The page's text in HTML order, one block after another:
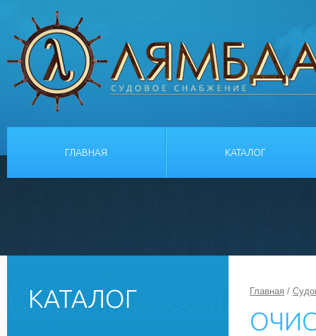
ГЛАВНАЯ КАТАЛОГ
КАТАЛОГ Главная /